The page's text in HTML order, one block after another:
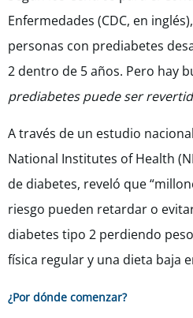
Enfermedades (CDC, en
personas con prediabetes
2 dentro de 5 años. Pero hay
prediabetes puede ser
A través de un estudio
National Institutes of Health
de diabetes, reveló que
riesgo pueden retardar o
diabetes tipo 2 perdiendo
física regular y una dieta baja
¿Por dónde comenzar?